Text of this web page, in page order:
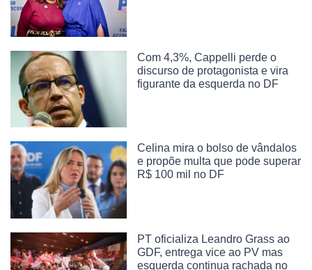
Com 4,3%, Cappelli perde o
discurso de protagonista e vira
figurante da esquerda no DF
Celina mira o bolso de vândalos
e propõe multa que pode superar
R$ 100 mil no DF
PT oficializa Leandro Grass ao
GDF, entrega vice ao PV mas
esquerda continua rachada no